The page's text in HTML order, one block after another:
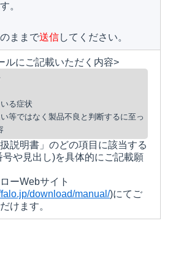
。
ままで送信してください。
ルにご記載いただく内容>
る症状
等ではなく製品不良と判断するに至っ
説明書」のどの項目に該当する
号や見出し)を具体的にご記載願
ーWebサイト
download/manual/)にてご
けます。